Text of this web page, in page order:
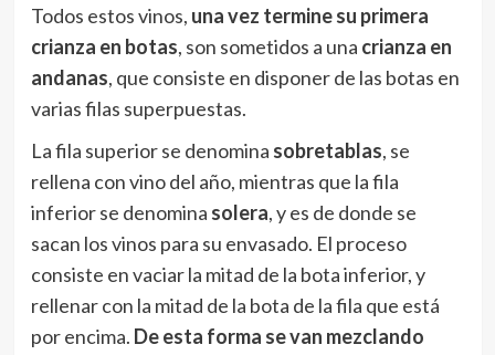
Todos estos vinos, una vez termine su primera
crianza en botas, son sometidos a una crianza en
andanas, que consiste en disponer de las botas en
varias filas superpuestas.
La fila superior se denomina sobretablas, se
rellena con vino del año, mientras que la fila
inferior se denomina solera, y es de donde se
sacan los vinos para su envasado. El proceso
consiste en vaciar la mitad de la bota inferior, y
rellenar con la mitad de la bota de la fila que está
por encima. De esta forma se van mezclando